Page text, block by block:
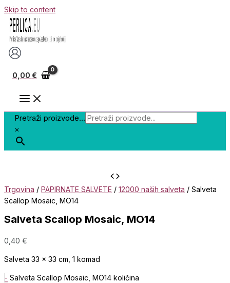
Skip to content
0,00 €
Pretraži proizvode...
×
Trgovina / PAPIRNATE SALVETE / 12000 naših salveta / Salveta
Scallop Mosaic, MO14
Salveta Scallop Mosaic, MO14
0,40 €
Salveta 33 x 33 cm, 1 komad
- Salveta Scallop Mosaic, MO14 količina